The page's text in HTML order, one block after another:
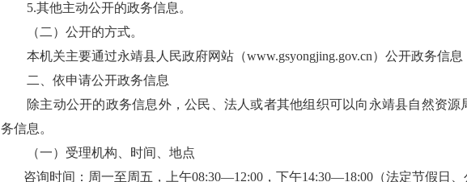
5.其他主动公开的政务信息。
（二）公开的方式。
本机关主要通过永靖县人民政府网站（www.gsyongjing.gov.cn）公开政务信息
二、依申请公开政务信息
除主动公开的政务信息外，公民、法人或者其他组织可以向永靖县自然资源
务信息。
（一）受理机构、时间、地点
咨询时间：周一至周五，上午08:30—12:00，下午14:30—18:00（法定节假日、